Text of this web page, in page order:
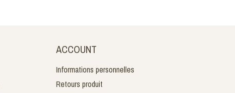
ACCOUNT
Informations personnelles
Retours produit